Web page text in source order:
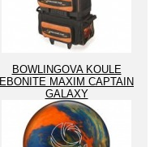
BOWLINGOVA KOULE
EBONITE MAXIM CAPTAIN
GALAXY